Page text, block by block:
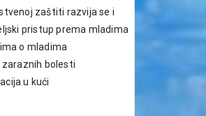
zaštiti razvija se i
pristup prema mladima
o mladima
bolesti
u kući